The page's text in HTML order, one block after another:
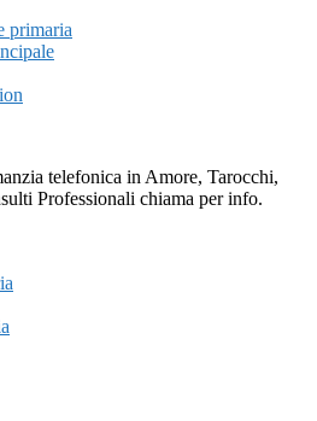
primaria
telefonica in Amore, Tarocchi,
Professionali chiama per info.